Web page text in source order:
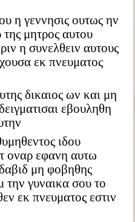
η γεννησις ουτως ην
της μητρος αυτου
η συνελθειν αυτους
εκ πνευματος
δικαιος ων και μη
εβουληθη
ιδου
οναρ εφανη αυτω
μη φοβηθης
την γυναικα σου το
εκ πνευματος εστιν